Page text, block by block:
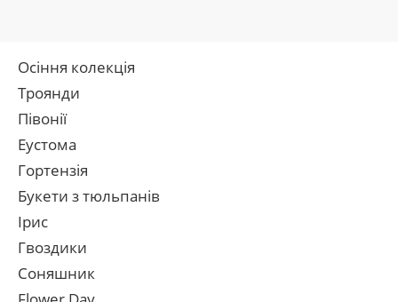
Осіння колекція
Троянди
Півонії
Еустома
Гортензія
Букети з тюльпанів
Ірис
Гвоздики
Соняшник